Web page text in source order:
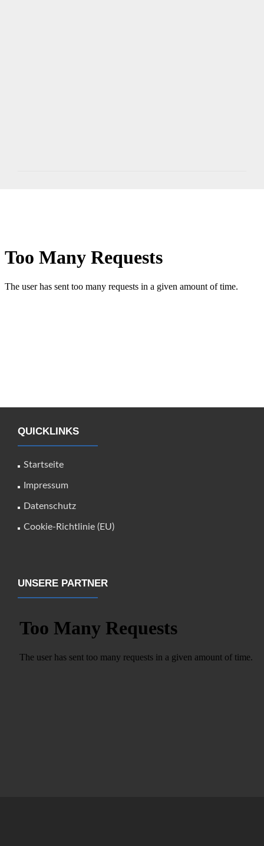
QUICKLINKS
Startseite
Impressum
Datenschutz
Cookie-Richtlinie (EU)
UNSERE PARTNER